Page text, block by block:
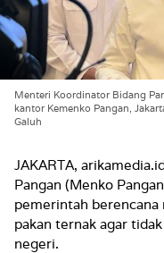
Menteri Koordinator Bidang
kantor Kemenko Pangan,
Galuh
JAKARTA,
Pangan (Menko
pemerintah
pakan ternak agar
negeri.